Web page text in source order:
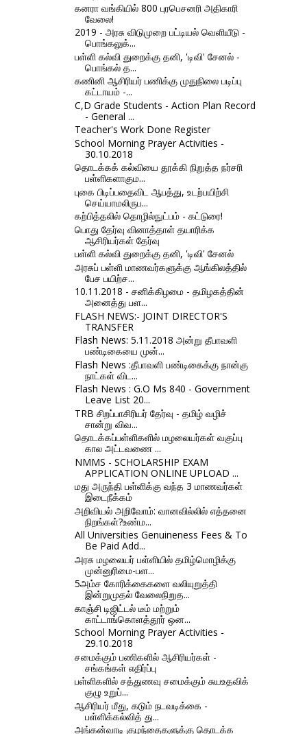
கனரா வங்கியில் 800 புரபெசனரி அதிகாரி
வேலை!
2019 - அரசு விடுமுறை பட்டியல் வெளியீடு -
பொங்கலுக்...
பள்ளி கல்வி துறைக்கு தனி, 'டிவி' சேனல் -
பொங்கல் த...
கணினி ஆசிரியர் பணிக்கு முதுநிலை படிப்பு
கட்டாயம் -...
C,D Grade Students - Action Plan Record
- General ...
Teacher's Work Done Register
School Morning Prayer Activities -
30.10.2018
தொடக்கக் கல்வியை தூக்கி நிறுத்த நர்சரி
பள்ளிகளாகும...
புகை பிடிப்பதைவிட ஆபத்து, உடற்பயிற்சி
செய்யாமலிருப...
கற்பித்தலில் தொழில்நுட்பம் - கட்டுரை!
பொது தேர்வு வினாத்தாள் தயாரிக்க
ஆசிரியர்கள் தேர்வு
பள்ளி கல்வி துறைக்கு தனி, 'டிவி' சேனல்
அரசுப் பள்ளி மாணவர்களுக்கு ஆங்கிலத்தில்
பேச பயிற்ச...
10.11.2018 - சனிக்கிழமை - தமிழகத்தின்
அனைத்து பள...
FLASH NEWS:- JOINT DIRECTOR'S
TRANSFER
Flash News: 5.11.2018 அன்று தீபாவளி
பண்டிகையை முன்...
Flash News :தீபாவளி பண்டிகைக்கு நான்கு
நாட்கள் விட...
Flash News : G.O Ms 840 - Government
Leave List 20...
TRB சிறப்பாசிரியர் தேர்வு - தமிழ் வழிச்
சான்று விவ...
தொடக்கப்பள்ளிகளில் மழலையர்கள் வகுப்பு
கால அட்டவணை ...
NMMS - SCHOLARSHIP EXAM
APPLICATION ONLINE UPLOAD ...
மது அருந்தி பள்ளிக்கு வந்த 3 மாணவர்கள்
இடைநீக்கம்
அறிவியல் அறிவோம்: வானவில்லில் எத்தனை
நிறங்கள்?உண்ம...
All Universities Genuineness Fees & To
Be Paid Add...
அரசு மழலையர் பள்ளியில் தமிழ்மொழிக்கு
முன்னுரிமை-பள...
5அம்ச கோரிக்கைகளை வலியுறுத்தி
இன்றுமுதல் வேலைநிறுத...
காஞ்சி டிஜிட்டல் டீம் மற்றும்
காட்டாங்கொளத்தூர் ஒன...
School Morning Prayer Activities -
29.10.2018
சமைக்கும் பணிகளில் ஆசிரியர்கள் -
சங்கங்கள் எதிர்ப்பு
பள்ளிகளில் சத்துணவு சமைக்கும் சுயஉதவிக்
குழு உறுப்...
ஆசிரியர் மீது, கடும் நடவடிக்கை -
பள்ளிக்கல்வித் து...
அங்கன்வாடி குழந்தைகளுக்கு தொடக்க